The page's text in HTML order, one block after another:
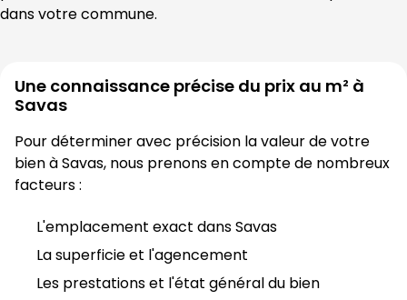
dans votre commune.
Une connaissance précise du prix au m² à
Savas
Pour déterminer avec précision la valeur de votre
bien à Savas, nous prenons en compte de nombreux
facteurs :
L'emplacement exact dans Savas
La superficie et l'agencement
Les prestations et l'état général du bien